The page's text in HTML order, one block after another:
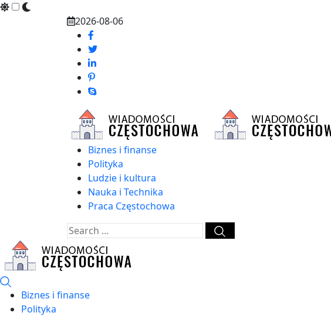
2026-08-06
Biznes i finanse
Polityka
Ludzie i kultura
Nauka i Technika
Praca Częstochowa
Biznes i finanse
Polityka